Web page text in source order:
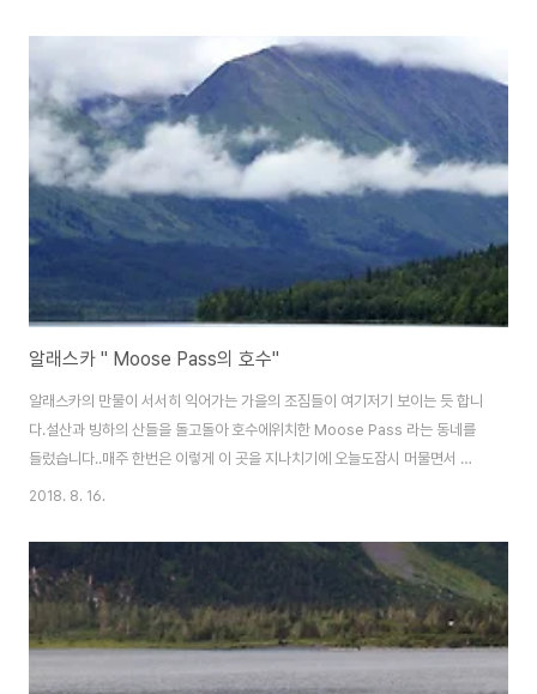
행은 이런 겨울 시즌도 무척이나 인상깊게 오랫동안 추억으로 남을만한 계기가
되기도합니다.춥지만 , 그 강력한 아름다움에 반할 알래스카를적극적으로 추천
합니다...미국은 이런 Coffee Trailer 가 정말 많은데 마치한국의 포장 마차
만큼이나 많습니다.. .겨울 풍경 속에 있는 맥도널드는 운치가 있어 보입니다.. .
제설 작업을 했는데도..
알래스카 " Moose Pass의 호수"
알래스카의 만물이 서서히 익어가는 가을의 조짐들이 여기저기 보이는 듯 합니
다.설산과 빙하의 산들을 돌고돌아 호수에위치한 Moose Pass 라는 동네를
들렀습니다..매주 한번은 이렇게 이 곳을 지나치기에 오늘도잠시 머물면서 아
름다운 풍광에 푹 빠졌습니다.알래스카여행을 하면서 만나는 이런 풍경은그냥
스워드로 바다낚시를 간 팀을 만나러 가는 길에들러 본 아름다운 호수의 풍경
을 전해 드립니다...이 풍경에 반해서 달리던 차를 잠시 멈췄습니다.가을이 오면
구름들이 저렇게 밑둥을 자로 자른 듯 한 모습을자주 볼 수 있습니다.. .몇명 살
지 않는 동네이지만, 이 호수를 위주로 사람들이살기 시작 했는데 자주 왔는데
2018. 8. 16.